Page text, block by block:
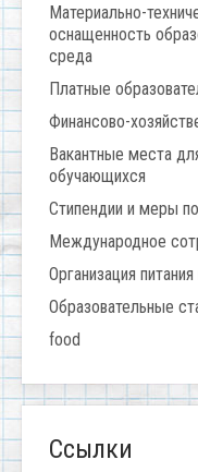
Материально-
оснащенность
среда
Платные
Финансово-
Вакантные места
обучающихся
Стипендии и меры
Международное
Организация
Образовательные
food
Ссылки